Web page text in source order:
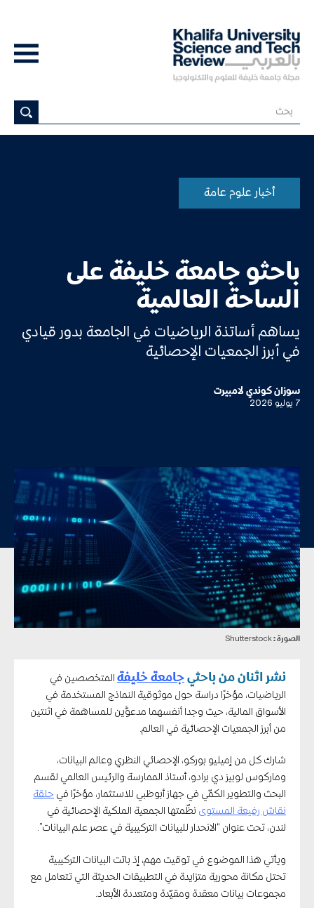
أخبار علوم عامة
باحثو جامعة خليفة على
الساحة العالمية
يساهم أساتذة الرياضيات في الجامعة بدور قيادي
في أبرز الجمعيات الإحصائية
سوزان كوندي لامبيرت
7 يوليو 2026
الصورة :Shutterstock
نشر اثنان من باحثي جامعة خليفة المتخصصين في
الرياضيات، مؤخرًا دراسة حول موثوقية النماذج المستخدمة في
الأسواق المالية، حيث وجدا أنفسهما مدعوَّين للمساهمة في اثنتين
من أبرز الجمعيات الإحصائية في العالم.
شارك كل من إميليو بوركو، الإحصائي النظري وعالم البيانات،
وماركوس لوبيز دي برادو، أستاذ الممارسة والرئيس العالمي لقسم
البحث والتطوير الكمّي في جهاز أبوظبي للاستثمار، مؤخرًا في حلقة
نقاش رفيعة المستوى نظّمتها الجمعية الملكية الإحصائية في
لندن، تحت عنوان “الانحدار للبيانات التركيبية في عصر علم البيانات”.
ويأتي هذا الموضوع في توقيت مهم، إذ باتت البيانات التركيبية
تحتل مكانة محورية متزايدة في التطبيقات الحديثة التي تتعامل مع
مجموعات بيانات معقدة ومقيّدة ومتعددة الأبعاد.